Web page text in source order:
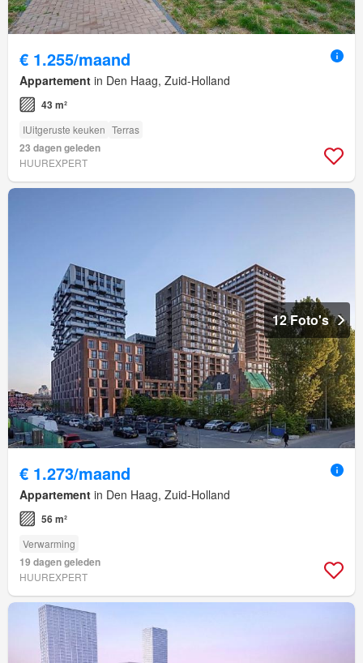
€ 1.255/maand
Appartement in Den Haag, Zuid-Holland
43 m²
IUitgeruste keuken Terras
23 dagen geleden
HUUREXPERT
12 Foto's
€ 1.273/maand
Appartement in Den Haag, Zuid-Holland
56 m²
Verwarming
19 dagen geleden
HUUREXPERT